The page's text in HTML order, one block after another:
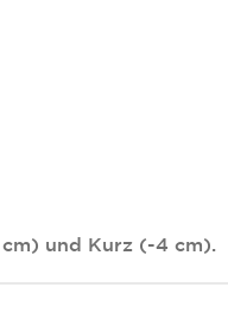
und Kurz (-4 cm).